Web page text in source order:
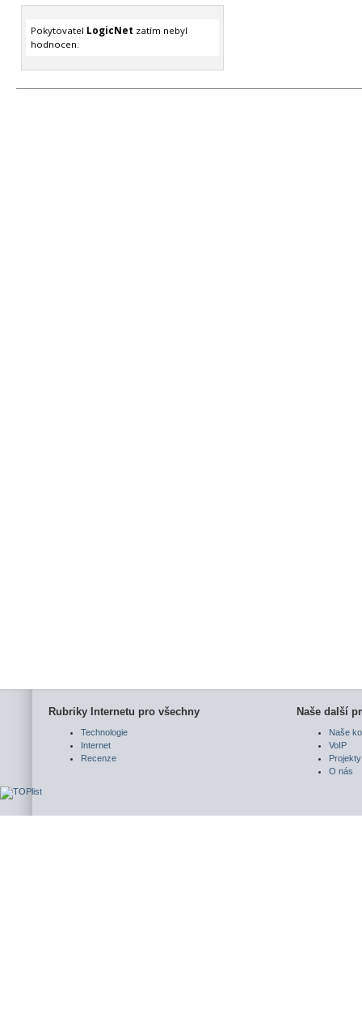
Pokytovatel LogicNet zatím nebyl
hodnocen.
Rubriky Internetu pro všechny
Technologie
Internet
Recenze
Naše další
Naše
VoIP
Projekty
O nás